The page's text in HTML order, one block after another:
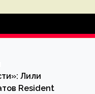
Лили
Resident